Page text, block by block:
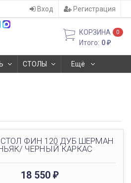
Вход Регистрация
КОРЗИНА 0
Итого: 0₽
СТОЛЫ Ещё
ФИН 120 ДУБ ШЕРМАН
ЧЕРНЫЙ КАРКАС
18 550₽